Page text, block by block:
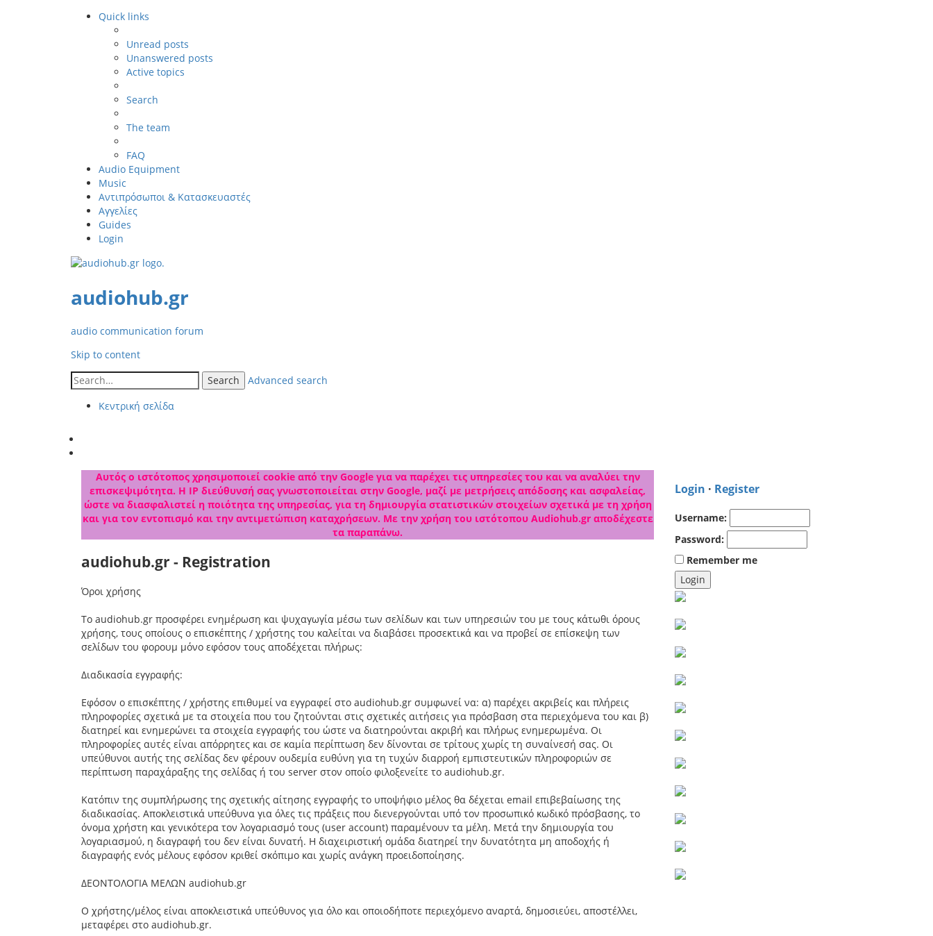
Quick links
Unread posts
Unanswered posts
Active topics
Search
The team
FAQ
Audio Equipment
Music
Αντιπρόσωποι & Κατασκευαστές
Αγγελίες
Guides
Login
audiohub.gr
audio communication forum
Skip to content
Search
Advanced search
Κεντρική σελίδα
Αυτός ο ιστότοπος χρησιμοποιεί cookie από την Google για να παρέχει τις υπηρεσίες του και να αναλύει την
επισκεψιμότητα. Η IP διεύθυνσή σας γνωστοποιείται στην Google, μαζί με μετρήσεις απόδοσης και ασφαλείας,
ώστε να διασφαλιστεί η ποιότητα της υπηρεσίας, για τη δημιουργία στατιστικών στοιχείων σχετικά με τη χρήση
και για τον εντοπισμό και την αντιμετώπιση καταχρήσεων. Με την χρήση του ιστότοπου Audiohub.gr αποδέχεστε
τα παραπάνω.
audiohub.gr - Registration
Όροι χρήσης
Το audiohub.gr προσφέρει ενημέρωση και ψυχαγωγία μέσω των σελίδων και των υπηρεσιών του με τους κάτωθι όρους
χρήσης, τους οποίους ο επισκέπτης / χρήστης του καλείται να διαβάσει προσεκτικά και να προβεί σε επίσκεψη των
σελίδων του φορουμ μόνο εφόσον τους αποδέχεται πλήρως:
Διαδικασία εγγραφής:
Εφόσον ο επισκέπτης / χρήστης επιθυμεί να εγγραφεί στο audiohub.gr συμφωνεί να: α) παρέχει ακριβείς και πλήρεις
πληροφορίες σχετικά με τα στοιχεία που του ζητούνται στις σχετικές αιτήσεις για πρόσβαση στα περιεχόμενα του και β)
διατηρεί και ενημερώνει τα στοιχεία εγγραφής του ώστε να διατηρούνται ακριβή και πλήρως ενημερωμένα. Οι
πληροφορίες αυτές είναι απόρρητες και σε καμία περίπτωση δεν δίνονται σε τρίτους χωρίς τη συναίνεσή σας. Οι
υπεύθυνοι αυτής της σελίδας δεν φέρουν ουδεμία ευθύνη για τη τυχών διαρροή εμπιστευτικών πληροφοριών σε
περίπτωση παραχάραξης της σελίδας ή του server στον οποίο φιλοξενείτε το audiohub.gr.
Κατόπιν της συμπλήρωσης της σχετικής αίτησης εγγραφής το υποψήφιο μέλος θα δέχεται email επιβεβαίωσης της
διαδικασίας. Αποκλειστικά υπεύθυνα για όλες τις πράξεις που διενεργούνται υπό τον προσωπικό κωδικό πρόσβασης, το
όνομα χρήστη και γενικότερα τον λογαριασμό τους (user account) παραμένουν τα μέλη. Μετά την δημιουργία του
λογαριασμού, η διαγραφή του δεν είναι δυνατή. Η διαχειριστική ομάδα διατηρεί την δυνατότητα μη αποδοχής ή
διαγραφής ενός μέλους εφόσον κριθεί σκόπιμο και χωρίς ανάγκη προειδοποίησης.
ΔΕΟΝΤΟΛΟΓΙΑ ΜΕΛΩΝ audiohub.gr
Ο χρήστης/μέλος είναι αποκλειστικά υπεύθυνος για όλο και οποιοδήποτε περιεχόμενο αναρτά, δημοσιεύει, αποστέλλει,
μεταφέρει στο audiohub.gr.
Login · Register
Username:
Password:
Remember me